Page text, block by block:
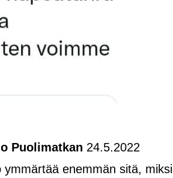
Puolimatkan 24.5.2022
enemmän sitä, miksi